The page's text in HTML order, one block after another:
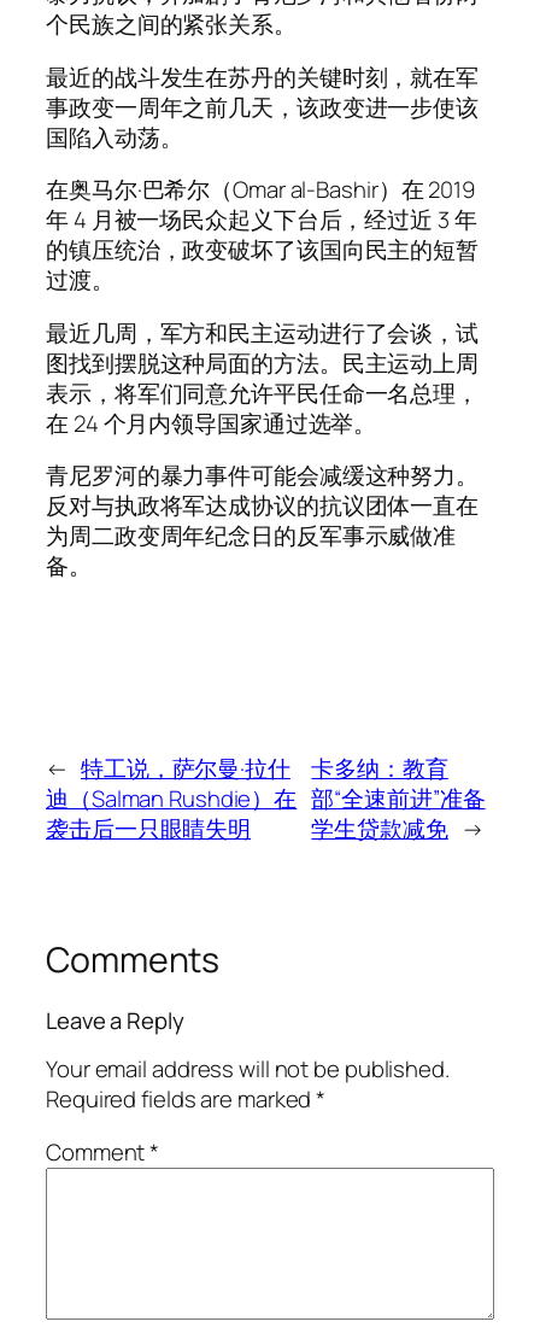
个民族之间的紧张关系。
最近的战斗发生在苏丹的关键时刻，就在军
事政变一周年之前几天，该政变进一步使该
国陷入动荡。
在奥马尔·巴希尔（Omar al-Bashir）在 2019
年 4 月被一场民众起义下台后，经过近 3 年
的镇压统治，政变破坏了该国向民主的短暂
过渡。
最近几周，军方和民主运动进行了会谈，试
图找到摆脱这种局面的方法。民主运动上周
表示，将军们同意允许平民任命一名总理，
在 24 个月内领导国家通过选举。
青尼罗河的暴力事件可能会减缓这种努力。
反对与执政将军达成协议的抗议团体一直在
为周二政变周年纪念日的反军事示威做准
备。
← 特工说，萨尔曼·拉什
迪（Salman Rushdie）在
袭击后一只眼睛失明
卡多纳：教育
部“全速前进”准备
学生贷款减免 →
Comments
Leave a Reply
Your email address will not be published.
Required fields are marked*
Comment*